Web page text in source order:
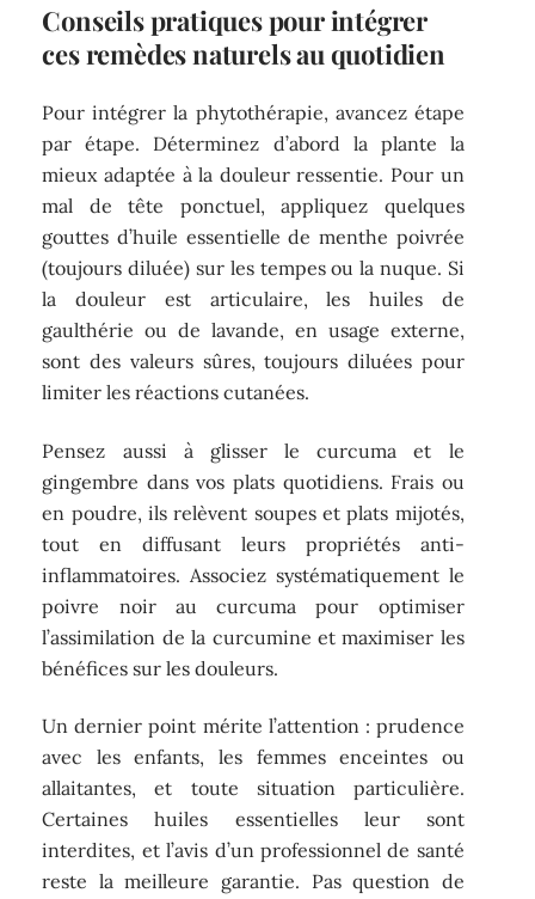
Conseils pratiques pour intégrer
ces remèdes naturels au quotidien
Pour intégrer la phytothérapie, avancez étape
par étape. Déterminez d’abord la plante la
mieux adaptée à la douleur ressentie. Pour un
mal de tête ponctuel, appliquez quelques
gouttes d’huile essentielle de menthe poivrée
(toujours diluée) sur les tempes ou la nuque. Si
la douleur est articulaire, les huiles de
gaulthérie ou de lavande, en usage externe,
sont des valeurs sûres, toujours diluées pour
limiter les réactions cutanées.
Pensez aussi à glisser le curcuma et le
gingembre dans vos plats quotidiens. Frais ou
en poudre, ils relèvent soupes et plats mijotés,
tout en diffusant leurs propriétés anti-
inflammatoires. Associez systématiquement le
poivre noir au curcuma pour optimiser
l’assimilation de la curcumine et maximiser les
bénéfices sur les douleurs.
Un dernier point mérite l’attention : prudence
avec les enfants, les femmes enceintes ou
allaitantes, et toute situation particulière.
Certaines huiles essentielles leur sont
interdites, et l’avis d’un professionnel de santé
reste la meilleure garantie. Pas question de